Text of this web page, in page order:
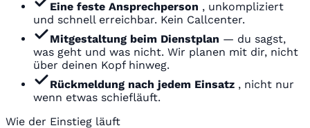
Eine feste Ansprechperson , unkompliziert
und schnell erreichbar. Kein Callcenter.
Mitgestaltung beim Dienstplan — du sagst,
was geht und was nicht. Wir planen mit dir, nicht
über deinen Kopf hinweg.
Rückmeldung nach jedem Einsatz , nicht nur
wenn etwas schiefläuft.
Wie der Einstieg läuft